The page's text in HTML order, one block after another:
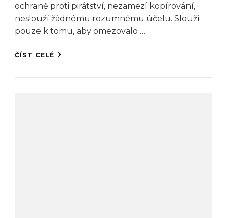
ochraně proti pirátství, nezamezí kopírování,
neslouží žádnému rozumnému účelu. Slouží
pouze k tomu, aby omezovalo …
ČÍST CELÉ